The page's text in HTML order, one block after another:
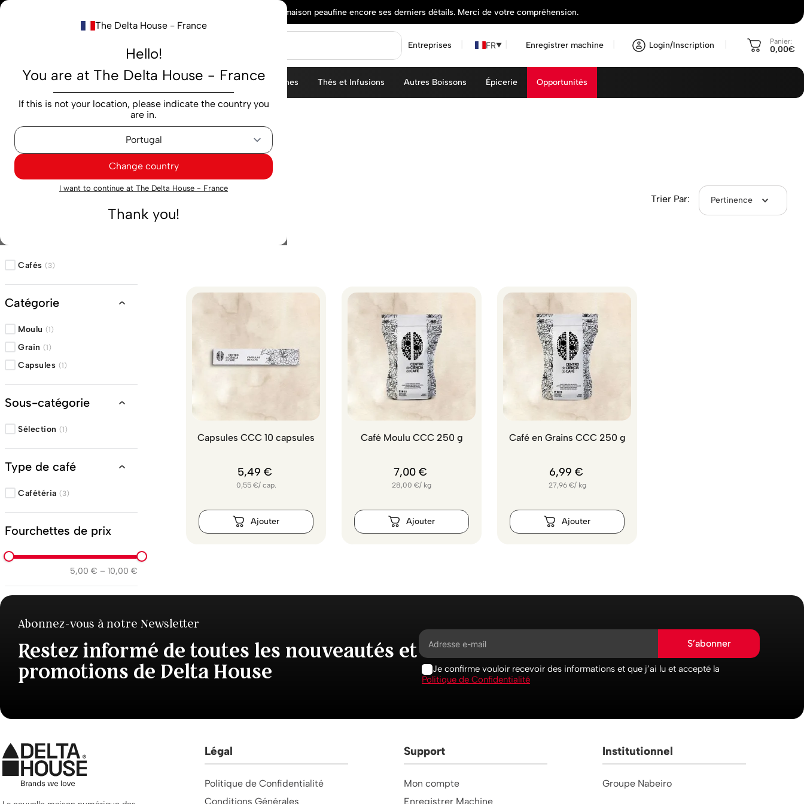
The Delta House - France
Hello!
You are at The Delta House - France
If this is not your location, please indicate the country you
are in.
Change country
I want to continue at The Delta House - France
Thank you!
Notre nouvelle maison peaufine encore ses derniers détails. Merci de votre compréhension.
Entreprises FR▼ Enregistrer machine Login/Inscription Panier:
0,00€
Produits Marques Cafés Capsules Machines Thés et Infusions Autres Boissons Épicerie Opportunités
CCC
Cafés ( 3)
Catégorie
Moulu ( 1)
Grain ( 1)
Capsules ( 1)
Sous-catégorie
Sélection ( 1)
Type de café
Cafétéria ( 3)
Fourchettes de prix
5,00 € – 10,00 €
Trier Par: Pertinence
Capsules CCC 10 capsules
5,49 €
0,55 €/ cap.
Café Moulu CCC 250 g
7,00 €
28,00 €/ kg
Café en Grains CCC 250 g
6,99 €
27,96 €/ kg
Abonnez-vous à notre Newsletter
Restez informé de toutes les nouveautés et
promotions de Delta House
S’abonner
Je confirme vouloir recevoir des informations et que j’ai lu et accepté la
Politique de Confidentialité
Légal
Politique de Confidentialité
Conditions Générales
Support
Mon compte
Enregistrer Machine
Institutionnel
Groupe Nabeiro